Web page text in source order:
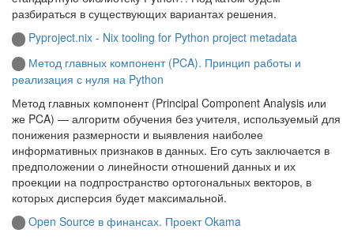
разбираться в существующих вариантах решения.
Pyproject.nix - Nix tooling for Python project metadata
Метод главных компонент (PCA). Принцип работы и
реализация с нуля на Python
Метод главных компонент (Principal Component Analysis или
же PCA) — алгоритм обучения без учителя, используемый для
понижения размерности и выявления наиболее
информативных признаков в данных. Его суть заключается в
предположении о линейности отношений данных и их
проекции на подпространство ортогональных векторов, в
которых дисперсия будет максимальной.
Open Source в финансах. Проект Okama